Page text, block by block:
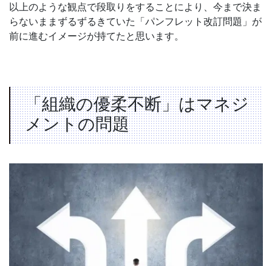
以上のような観点で段取りをすることにより、今まで決ま
らないままずるずるきていた「パンフレット改訂問題」が
前に進むイメージが持てたと思います。
「組織の優柔不断」はマネジ
メントの問題